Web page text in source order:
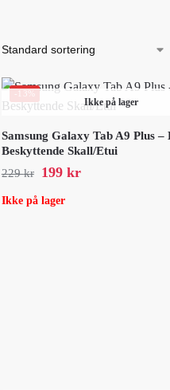
-13%
Ikke på lager
Samsung Galaxy Tab A9 Plus –
Beskyttende Skall/Etui
229kr 199 kr
Ikke på lager